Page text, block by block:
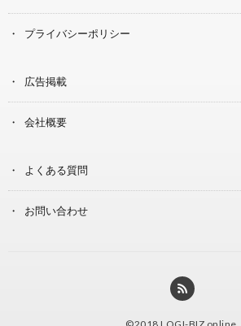
プライバシーポリシー
広告掲載
会社概要
よくある質問
お問い合わせ